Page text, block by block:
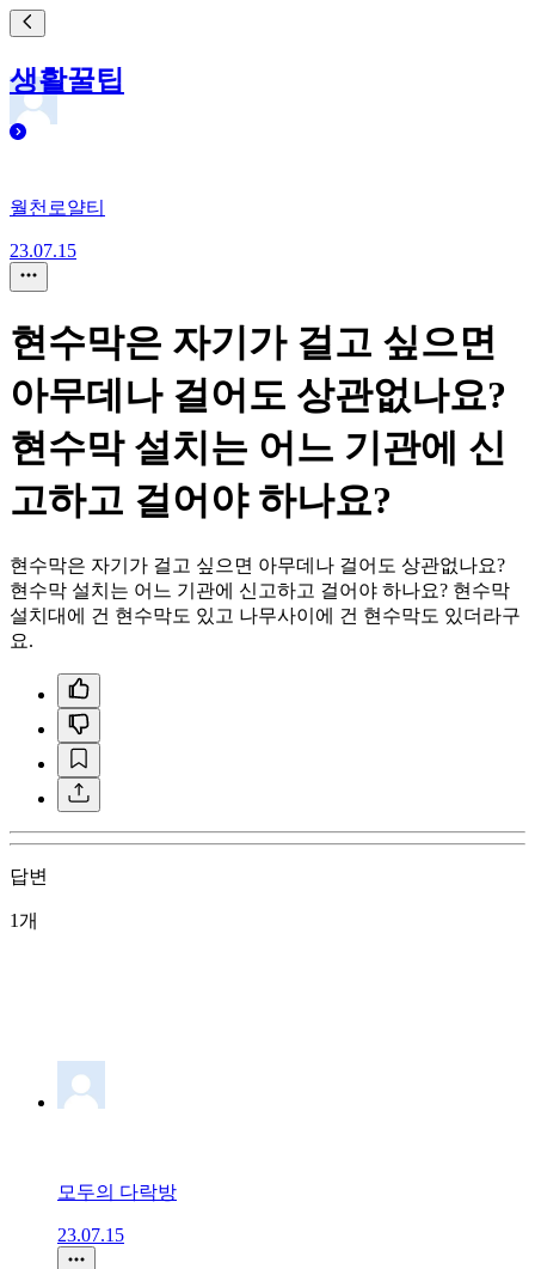
생활꿀팁
월천로얄티
23.07.15
현수막은 자기가 걸고 싶으면
아무데나 걸어도 상관없나요?
현수막 설치는 어느 기관에 신
고하고 걸어야 하나요?
현수막은 자기가 걸고 싶으면 아무데나 걸어도 상관없나요?
현수막 설치는 어느 기관에 신고하고 걸어야 하나요? 현수막
설치대에 건 현수막도 있고 나무사이에 건 현수막도 있더라구
요.
답변
1개
모두의 다락방
23.07.15